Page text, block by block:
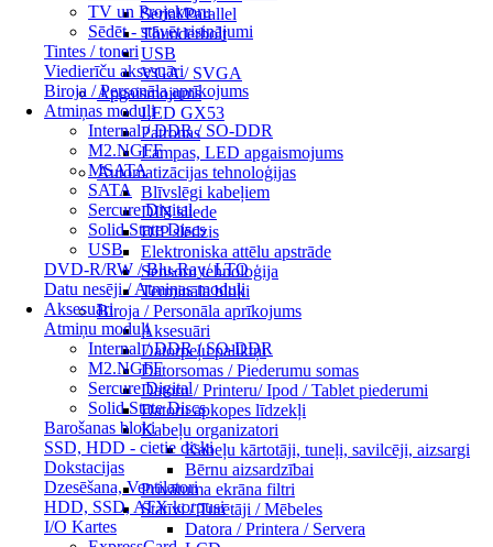
TV un Projektoru
Sēdēt - stāvēt risinājumi
Tintes / toneri
Viedierīču aksesuāri
Biroja / Personāla aprīkojums
Atmiņas moduļi
Internal / DDR / SO-DDR
M2.NGFF
MSATA
SATA
Sercure Digital
Solid State Discs
USB
DVD-R/RW / Blu-Ray/ LTO
Datu nesēji / Atmiņas moduļi
Aksesuāri
Atmiņu moduļi
Internal / DDR / SO-DDR
M2.NGFF
Sercure Digital
Solid State Discs
Barošanas bloki
SSD, HDD - cietie diski
Dokstacijas
Dzesēšana, Ventilatori
HDD, SSD, ATX korpusi
I/O Kartes
Serial/Parallel
Thunderbolt
USB
VGA / SVGA
Apgaismojums
LED GX53
Patronas
Lampas, LED apgaismojums
Automatizācijas tehnoloģijas
Blīvslēgi kabeļiem
DIN sliede
DIP slēdzis
Elektroniska attēlu apstrāde
Sensoru tehnoloģija
Termināla bloki
Biroja / Personāla aprīkojums
Aksesuāri
Datorpeļu paliktņi
Datorsomas / Piederumu somas
Datoru / Printeru/ Ipod / Tablet piederumi
Datoru apkopes līdzekļi
Kabeļu organizatori
Kabeļu kārtotāji, tuneļi, savilcēji, aizsargi
Bērnu aizsardzībai
Privātuma ekrāna filtri
Statīvi / Turētāji / Mēbeles
Datora / Printera / Servera